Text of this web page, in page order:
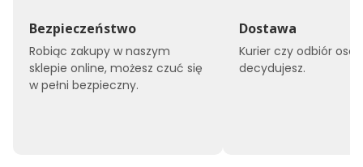
Bezpieczeństwo
Robiąc zakupy w naszym
sklepie online, możesz czuć się
w pełni bezpieczny.
Dostawa
Kurier czy odbiór
decydujesz.